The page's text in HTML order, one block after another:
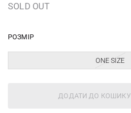
SOLD OUT
РОЗМІР
ONE SIZE
ДОДАТИ ДО КОШИКУ